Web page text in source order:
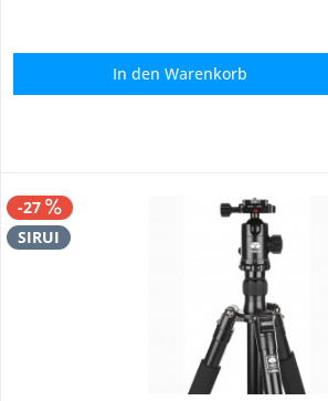
In den Warenkorb
-27
SIRUI